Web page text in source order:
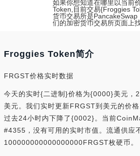
如果你想知道在哪里以当前
Token,目前交易{Froggies
货币交易所是
们的加密货币交易所页面上
Froggies Token简介
FRGST价格实时数据
今天的实时{二进制}价格为{0000}美元，
美元。我们实时更新FRGST到美元的价
过去24小时内下降了{0002}。当前
#4355，没有可用的实时市值。流通供应
100000000000000000FRGST枚硬币。